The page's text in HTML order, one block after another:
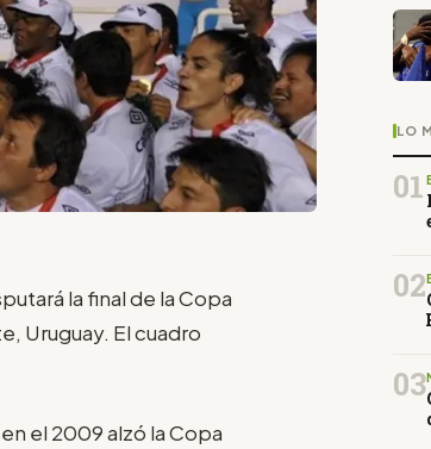
la final de la Copa
Uruguay. El cuadro
el 2009 alzó la Copa
LO
01
02
03